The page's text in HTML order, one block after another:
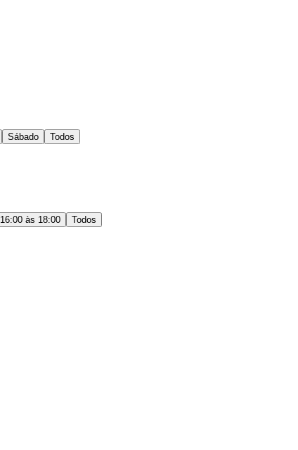
Sábado Todos
16:00 às 18:00 Todos